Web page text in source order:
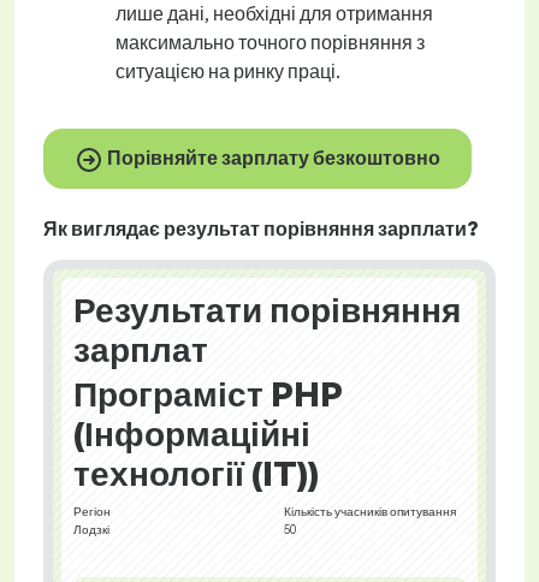
лише дані, необхідні для отримання
максимально точного порівняння з
ситуацією на ринку праці.
Порівняйте зарплату безкоштовно
Як виглядає результат порівняння зарплати?
Результати порівняння
зарплат
Програміст PHP
(Інформаційні
технології (IT))
Регіон
Лодзкі
Кількість учасників опитування
50